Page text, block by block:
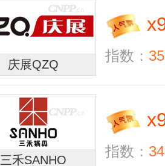
庆展QZQ
x
指数：
三禾SANHO
x
指数：